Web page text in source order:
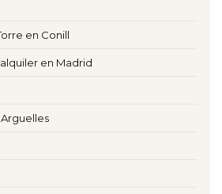
en Conill
en Madrid